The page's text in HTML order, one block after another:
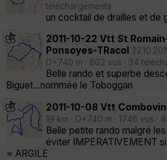
téléchargements ·
un cocktail de drailles et de
2011-10-22 Vtt St
Ponsoyes-TRacol
D+740 m · 802 vus · 34
Belle rando et superbe
Biguet...nommée le Toboggan
2011-10-08 Vtt Combovin
19 km · D+740 m · 1746 vus ·
Belle petite rando malgré
éviter IMPERATIVEMENT
= ARGILE